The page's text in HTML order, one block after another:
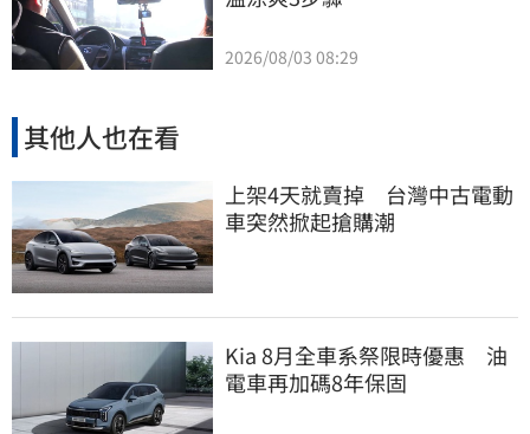
2026/08/03 08:29
其他人也在看
上架4天就賣掉 台灣中古電動
車突然掀起搶購潮
Kia 8月全車系祭限時優惠 油
電車再加碼8年保固